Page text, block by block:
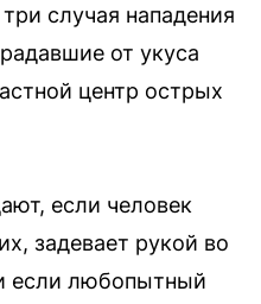
случая нападения
от укуса
центр острых
если человек
задевает рукой во
если любопытный